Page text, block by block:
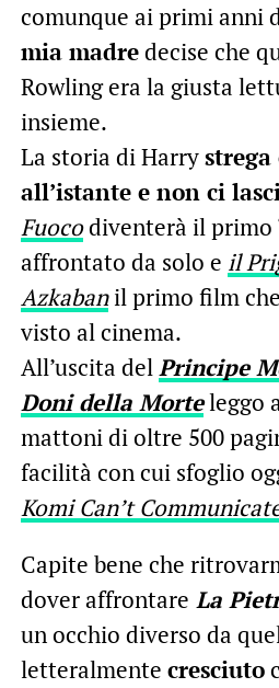
comunque ai primi anni
mia madredecise che
Rowling era la giusta
insieme.
La storia di Harry
all’istante e non ci
Fuocodiventerà il primo
affrontato da solo e il
Azkabanil primo film
visto al cinema.
All’uscita delPrincipe
Doni della Morteleggo
mattoni di oltre 500
facilità con cui sfoglio
Komi Can’t
Capite bene che
dover affrontare La
un occhio diverso da
letteralmente cresciuto